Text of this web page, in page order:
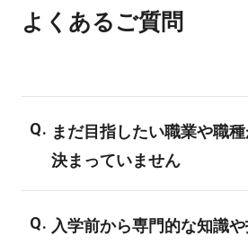
よくあるご質問
まだ目指したい職業や職
決まっていません
で、業界についての知識
入学前から専門的な知識